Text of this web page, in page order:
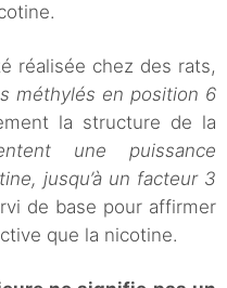
réalisée chez des rats,
méthylés en position 6
la structure de la
une puissance
jusqu’à un facteur 3
de base pour affirmer
que la nicotine.